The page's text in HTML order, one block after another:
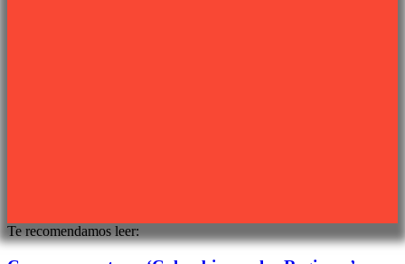
Te recomendamos leer: